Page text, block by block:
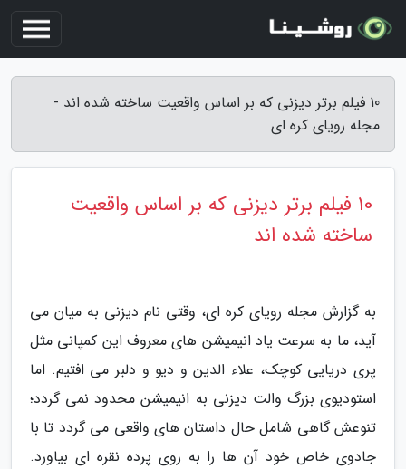
10 فیلم برتر دیزنی که بر اساس واقعیت ساخته شده اند -
مجله رویای کره ای
10 فیلم برتر دیزنی که بر اساس واقعیت
ساخته شده اند
به گزارش مجله رویای کره ای، وقتی نام دیزنی به میان می
آید، ما به سرعت یاد انیمیشن های معروف این کمپانی مثل
پری دریایی کوچک، علاء الدین و دیو و دلبر می افتیم. اما
استودیوی بزرگ والت دیزنی به انیمیشن محدود نمی گردد؛
تنوعش گاهی شامل حال داستان های واقعی می گردد تا با
جادوی خاص خود آن ها را به روی پرده نقره ای بیاورد.